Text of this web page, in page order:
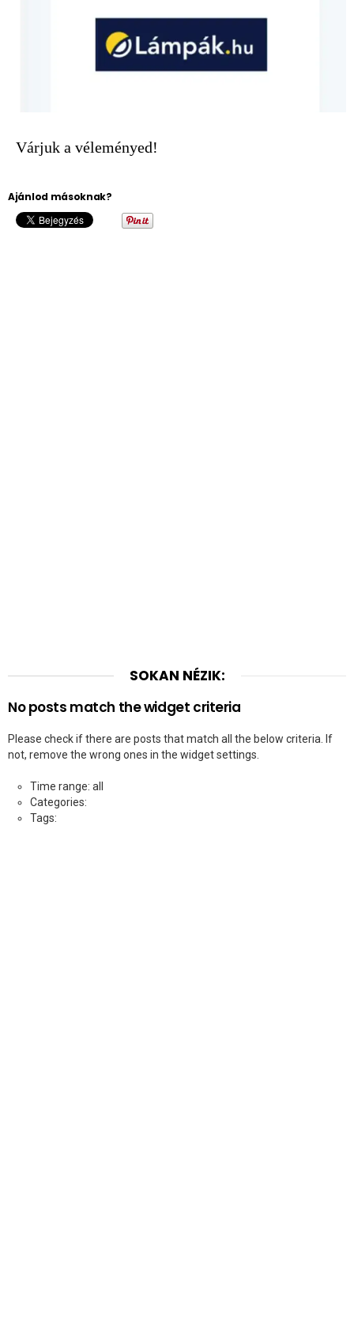
Várjuk a véleményed!
Ajánlod másoknak?
SOKAN NÉZIK:
No posts match the widget criteria
Please check if there are posts that match all the below criteria. If
not, remove the wrong ones in the widget settings.
Time range: all
Categories:
Tags: